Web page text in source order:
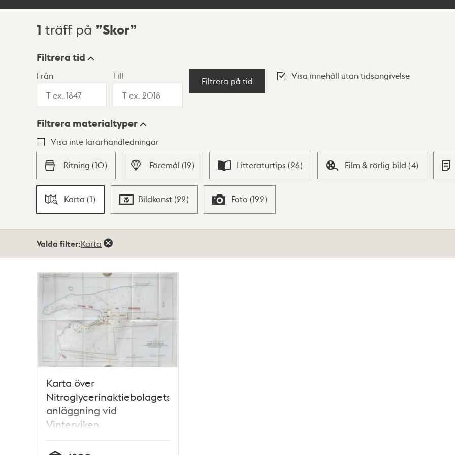
Sökresultat
1 träff på Skor
Visningsläge
Lista Karta
Filtrera tid
Från Till
Filtrera på tid
Visa innehåll utan tidsangivelse
Filtrera materialtyper
Visa inte lärarhandledningar
Ritning (10) Föremål (19) Litteraturtips (26) Film & rörlig bild (4)
Karta (1) Bildkonst (22) Foto (192)
Valda filter:Karta
Karta över
Nitroglycerinaktiebolagets
anläggning vid
Vinterviken